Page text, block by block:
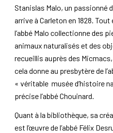
Stanislas Malo, un passionné
arrive à Carleton en 1828.
l’abbé Malo collectionne des
animaux naturalisés et des
recueillis auprès des
cela donne au presbytère de
« véritable musée d’histoire
précise l’abbé Chouinard.
Quant à la bibliothèque, sa
est l’œuvre de l’abbé Félix